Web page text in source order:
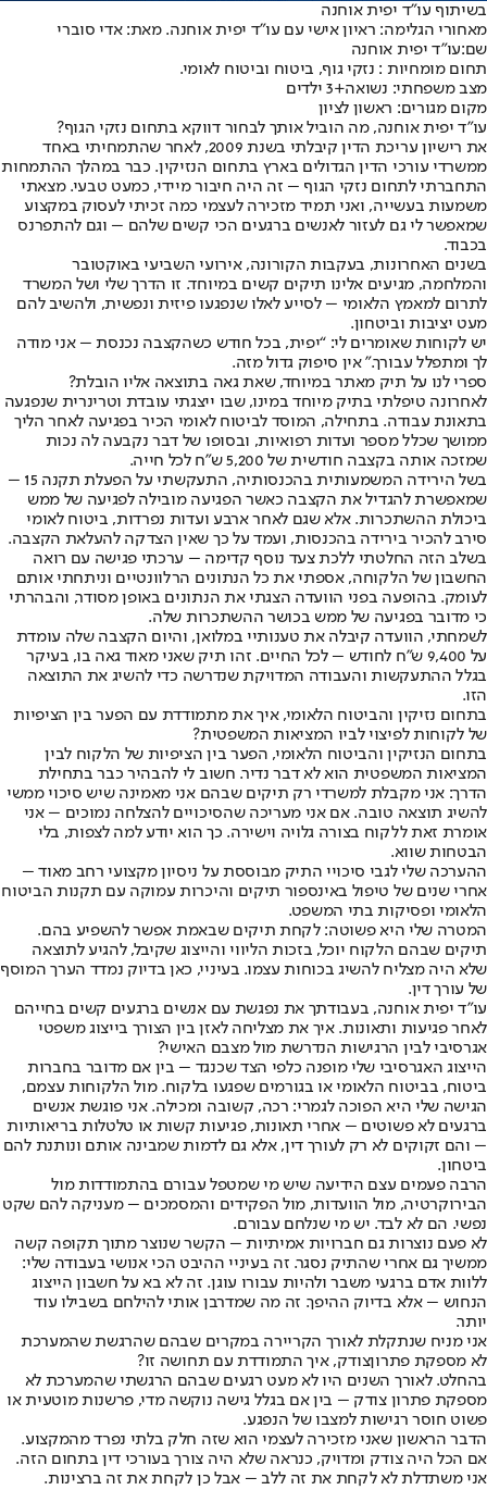
בשיתוף עו"ד יפית אוחנה
מאחורי הגלימה: ראיון אישי עם עו”ד יפית אוחנה. מאת: אדי סוברי
שם:עו”ד יפית אוחנה
תחום מומחיות : נזקי גוף, ביטוח וביטוח לאומי.
מצב משפחתי: נשואה+3 ילדים
מקום מגורים: ראשון לציון
עו”ד יפית אוחנה, מה הוביל אותך לבחור דווקא בתחום נזקי הגוף?
את רישיון עריכת הדין קיבלתי בשנת 2009, לאחר שהתמחיתי באחד
ממשרדי עורכי הדין הגדולים בארץ בתחום הנזיקין. כבר במהלך ההתמחות
התחברתי לתחום נזקי הגוף – זה היה חיבור מיידי, כמעט טבעי. מצאתי
משמעות בעשייה, ואני תמיד מזכירה לעצמי כמה זכיתי לעסוק במקצוע
שמאפשר לי גם לעזור לאנשים ברגעים הכי קשים שלהם – וגם להתפרנס
בכבוד.
בשנים האחרונות, בעקבות הקורונה, אירועי השביעי באוקטובר
והמלחמה, מגיעים אלינו תיקים קשים במיוחד. זו הדרך שלי ושל המשרד
לתרום למאמץ הלאומי – לסייע לאלו שנפגעו פיזית ונפשית, ולהשיב להם
מעט יציבות וביטחון.
יש לקוחות שאומרים לי: “יפית, בכל חודש כשהקצבה נכנסת – אני מודה
לך ומתפלל עבורך.” אין סיפוק גדול מזה.
ספרי לנו על תיק מאתר במיוחד, שאת גאה בתוצאה אליו הובלת?
לאחרונה טיפלתי בתיק מיוחד במינו, שבו ייצגתי עובדת וטרינרית שנפגעה
בתאונת עבודה. בתחילה, המוסד לביטוח לאומי הכיר בפגיעה לאחר הליך
ממושך שכלל מספר ועדות רפואיות, ובסופו של דבר נקבעה לה נכות
שמזכה אותה בקצבה חודשית של 5,200 ש”ח לכל חייה.
בשל הירידה המשמעותית בהכנסותיה, התעקשתי על הפעלת תקנה 15 –
שמאפשרת להגדיל את הקצבה כאשר הפגיעה מובילה לפגיעה של ממש
ביכולת ההשתכרות. אלא שגם לאחר ארבע ועדות נפרדות, ביטוח לאומי
סירב להכיר בירידה בהכנסות, ועמד על כך שאין הצדקה להעלאת הקצבה.
בשלב הזה החלטתי ללכת צעד נוסף קדימה – ערכתי פגישה עם רואה
החשבון של הלקוחה, אספתי את כל הנתונים הרלוונטיים וניתחתי אותם
לעומק. בהופעה בפני הוועדה הצגתי את הנתונים באופן מסודר, והבהרתי
כי מדובר בפגיעה של ממש בכושר ההשתכרות שלה.
לשמחתי, הוועדה קיבלה את טענותיי במלואן, והיום הקצבה שלה עומדת
על 9,400 ש”ח לחודש – לכל החיים. זהו תיק שאני מאוד גאה בו, בעיקר
בגלל ההתעקשות והעבודה המדויקת שנדרשה כדי להשיג את התוצאה
הזו.
בתחום נזיקין והביטוח הלאומי, איך את מתמודדת עם הפער בין הציפיות
של לקוחות לפיצוי לביו המציאות המשפטית?
בתחום הנזיקין והביטוח הלאומי, הפער בין הציפיות של הלקוח לבין
המציאות המשפטית הוא לא דבר נדיר. חשוב לי להבהיר כבר בתחילת
הדרך: אני מקבלת למשרדי רק תיקים שבהם אני מאמינה שיש סיכוי ממשי
להשיג תוצאה טובה. אם אני מעריכה שהסיכויים להצלחה נמוכים – אני
אומרת זאת ללקוח בצורה גלויה וישירה. כך הוא יודע למה לצפות, בלי
הבטחות שווא.
ההערכה שלי לגבי סיכויי התיק מבוססת על ניסיון מקצועי רחב מאוד –
אחרי שנים של טיפול באינספור תיקים והיכרות עמוקה עם תקנות הביטוח
הלאומי ופסיקות בתי המשפט.
המטרה שלי היא פשוטה: לקחת תיקים שבאמת אפשר להשפיע בהם.
תיקים שבהם הלקוח יוכל, בזכות הליווי והייצוג שקיבל, להגיע לתוצאה
שלא היה מצליח להשיג בכוחות עצמו. בעיניי, כאן בדיוק נמדד הערך המוסף
של עורך דין.
עו”ד יפית אוחנה, בעבודתך את נפגשת עם אנשים ברגעים קשים בחייהם
לאחר פגיעות ותאונות. איך את מצליחה לאזן בין הצורך בייצוג משפטי
אגרסיבי לבין הרגישות הנדרשת מול מצבם האישי?
הייצוג האגרסיבי שלי מופנה כלפי הצד שכנגד – בין אם מדובר בחברות
ביטוח, בביטוח הלאומי או בגורמים שפגעו בלקוח. מול הלקוחות עצמם,
הגישה שלי היא הפוכה לגמרי: רכה, קשובה ומכילה. אני פוגשת אנשים
ברגעים לא פשוטים – אחרי תאונות, פגיעות קשות או טלטלות בריאותיות
– והם זקוקים לא רק לעורך דין, אלא גם לדמות שמבינה אותם ונותנת להם
ביטחון.
הרבה פעמים עצם הידיעה שיש מי שמטפל עבורם בהתמודדות מול
הבירוקרטיה, מול הוועדות, מול הפקידים והמסמכים – מעניקה להם שקט
נפשי. הם לא לבד. יש מי שנלחם עבורם.
לא פעם נוצרות גם חברויות אמיתיות – הקשר שנוצר מתוך תקופה קשה
ממשיך גם אחרי שהתיק נסגר. זה בעיניי ההיבט הכי אנושי בעבודה שלי:
ללוות אדם ברגעי משבר ולהיות עבורו עוגן. זה לא בא על חשבון הייצוג
הנחוש – אלא בדיוק ההיפך. זה מה שמדרבן אותי להילחם בשבילו עוד
יותר.
אני מניח שנתקלת לאורך הקריירה במקרים שבהם שהרגשת שהמערכת
לא מספקת פתרוןצודק, איך התמודדת עם תחושה זו?
בהחלט. לאורך השנים היו לא מעט רגעים שבהם הרגשתי שהמערכת לא
מספקת פתרון צודק – בין אם בגלל גישה נוקשה מדי, פרשנות מוטעית או
פשוט חוסר רגישות למצבו של הנפגע.
הדבר הראשון שאני מזכירה לעצמי הוא שזה חלק בלתי נפרד מהמקצוע.
אם הכל היה צודק ומדויק, כנראה שלא היה צורך בעורכי דין בתחום הזה.
אני משתדלת לא לקחת את זה ללב – אבל כן לקחת את זה ברצינות.